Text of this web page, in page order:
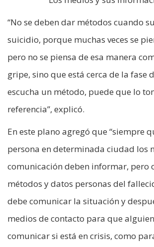
“No se deben dar métodos cuando
suicidio, porque muchas veces se
pero no se piensa de esa manera
gripe, sino que está cerca de la fase
escucha un método, puede que lo
referencia”, explicó.
En este plano agregó que “siempre
persona en determinada ciudad los
comunicación deben informar, pero
métodos y datos personas del
debe comunicar la situación y
medios de contacto para que
comunicar si está en crisis, como